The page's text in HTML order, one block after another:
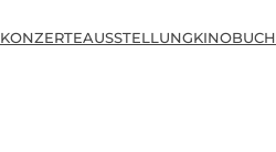
KONZERTEAUSSTELLUNGKINOBUCH